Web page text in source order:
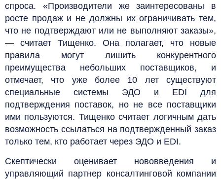
спроса. «Производители же заинтересованы в
росте продаж и не должны их ограничивать тем,
что не подтверждают или не выполняют заказы»,
— считает Тищенко. Она полагает, что новые
правила могут лишить конкурентного
преимущества небольших поставщиков, и
отмечает, что уже более 10 лет существуют
специальные системы ЭДО и EDI для
подтверждения поставок, но не все поставщики
ими пользуются. Тищенко считает логичным дать
возможность ссылаться на подтвержденный заказ
только тем, кто работает через ЭДО и EDI.
Скептически оценивает нововведения и
управляющий партнер консалтинговой компании